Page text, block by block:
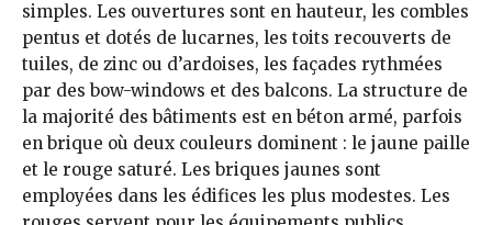
simples. Les ouvertures sont en hauteur, les combles
pentus et dotés de lucarnes, les toits recouverts de
tuiles, de zinc ou d’ardoises, les façades rythmées
par des bow-windows et des balcons. La structure de
la majorité des bâtiments est en béton armé, parfois
en brique où deux couleurs dominent : le jaune paille
et le rouge saturé. Les briques jaunes sont
employées dans les édifices les plus modestes. Les